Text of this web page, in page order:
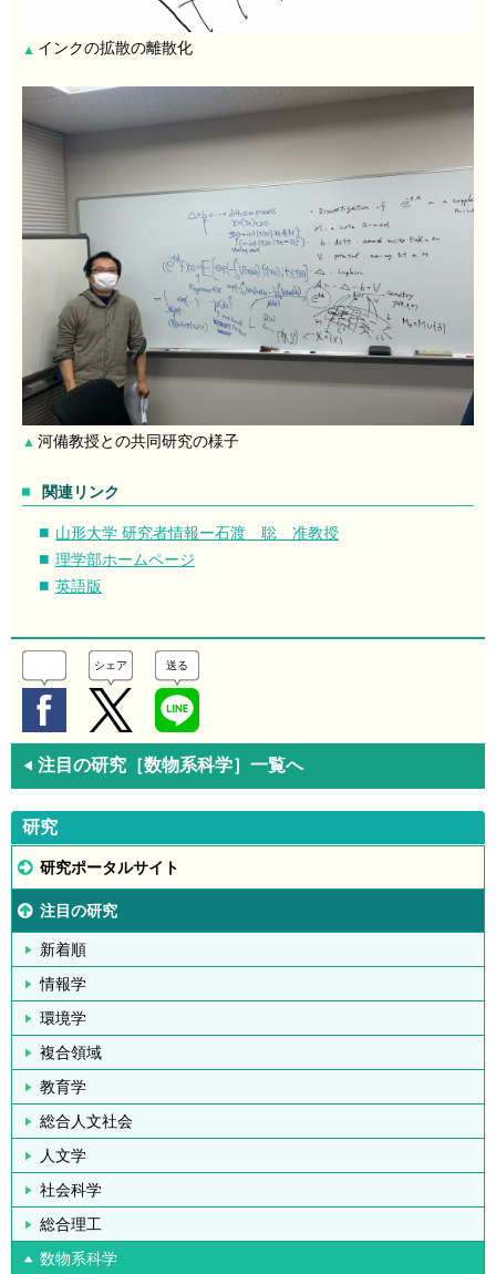
▲ インクの拡散の離散化
▲ 河備教授との共同研究の様子
関連リンク
山形大学 研究者情報ー石渡 聡 准教授
理学部ホームページ
英語版
シェア 送る
◀ 注目の研究［数物系科学］一覧へ
研究
研究ポータルサイト
注目の研究
新着順
情報学
環境学
複合領域
教育学
総合人文社会
人文学
社会科学
総合理工
数物系科学